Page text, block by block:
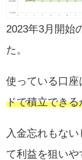
2023年3月開始
た。
使っている口座
ドで積立できる
入金忘れもな
て利益を狙いや